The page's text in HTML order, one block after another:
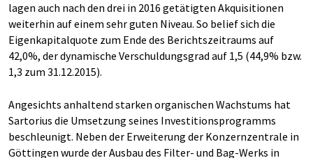
lagen auch nach den drei in 2016 getätigten Akquisitionen
weiterhin auf einem sehr guten Niveau. So belief sich die
Eigenkapitalquote zum Ende des Berichtszeitraums auf
42,0%, der dynamische Verschuldungsgrad auf 1,5 (44,9% bzw.
1,3 zum 31.12.2015).
Angesichts anhaltend starken organischen Wachstums hat
Sartorius die Umsetzung seines Investitionsprogramms
beschleunigt. Neben der Erweiterung der Konzernzentrale in
Göttingen wurde der Ausbau des Filter- und Bag-Werks in